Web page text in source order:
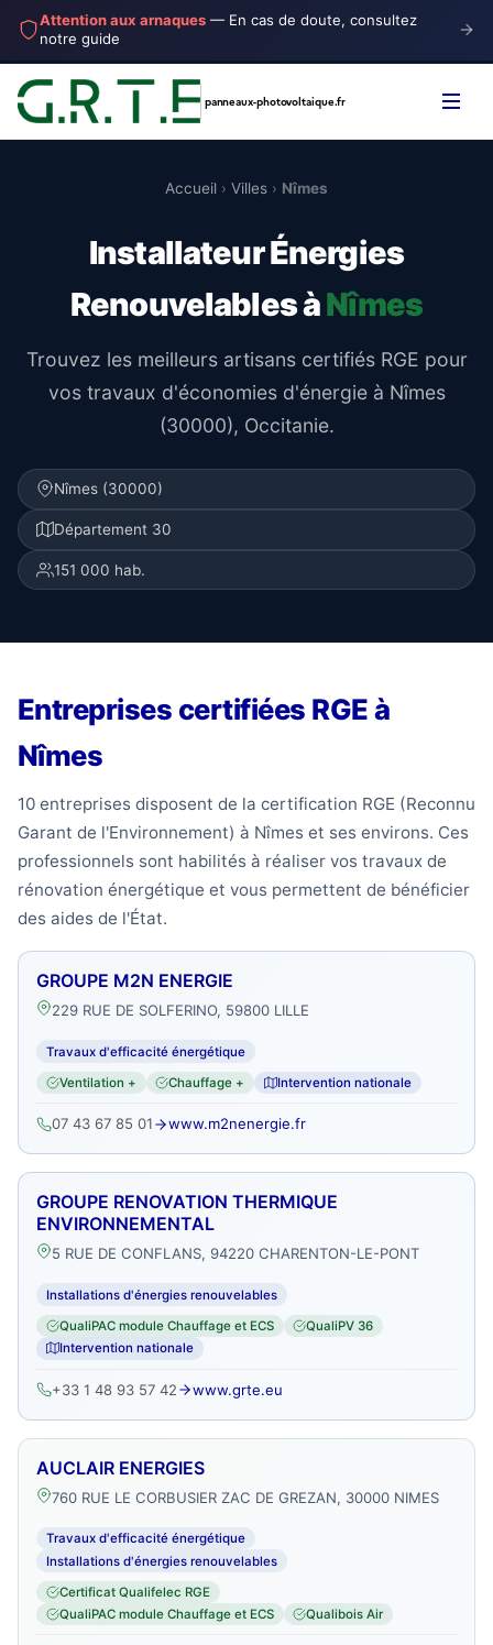
Attention aux arnaques — En cas de doute, consultez
notre guide
panneaux-photovoltaique.fr
Accueil › Villes › Nîmes
Installateur Énergies
Renouvelables àNîmes
Trouvez les meilleurs artisans certifiés RGE pour
vos travaux d'économies d'énergie à Nîmes
(30000), Occitanie.
Nîmes (30000)
Département 30
151 000 hab.
Entreprises certifiées RGE à
Nîmes
10 entreprises disposent de la certification RGE (Reconnu
Garant de l'Environnement) à Nîmes et ses environs. Ces
professionnels sont habilités à réaliser vos travaux de
rénovation énergétique et vous permettent de bénéficier
des aides de l'État.
GROUPE M2N ENERGIE
229 RUE DE SOLFERINO, 59800 LILLE
Travaux d'efficacité énergétique
Ventilation + Chauffage + Intervention nationale
07 43 67 85 01 www.m2nenergie.fr
GROUPE RENOVATION THERMIQUE
ENVIRONNEMENTAL
5 RUE DE CONFLANS, 94220 CHARENTON-LE-PONT
Installations d'énergies renouvelables
QualiPAC module Chauffage et ECS
QualiPV 36
Intervention nationale
+33 1 48 93 57 42 www.grte.eu
AUCLAIR ENERGIES
760 RUE LE CORBUSIER ZAC DE GREZAN, 30000 NIMES
Travaux d'efficacité énergétique
Installations d'énergies renouvelables
Certificat Qualifelec RGE
QualiPAC module Chauffage et ECS
Qualibois Air